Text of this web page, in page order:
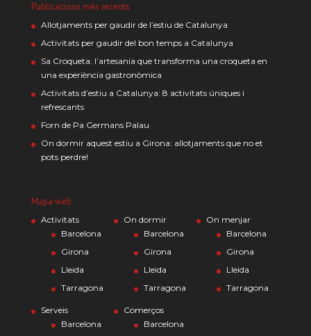
Publicacions més recents
Allotjaments per gaudir de l’estiu de Catalunya
Activitats per gaudir del bon temps a Catalunya
Sa Croqueta: l’artesania que transforma una croqueta en
una experiència gastronòmica
Activitats d’estiu a Catalunya: 8 activitats úniques i
refrescants
Forn de Pa Germans Palau
On dormir aquest estiu a Girona: allotjaments que no et
pots perdre!
Mapa web
Activitats
Barcelona
Girona
Lleida
Tarragona
On dormir
Barcelona
Girona
Lleida
Tarragona
On menjar
Barcelona
Girona
Lleida
Tarragona
Serveis
Barcelona
Comerços
Barcelona